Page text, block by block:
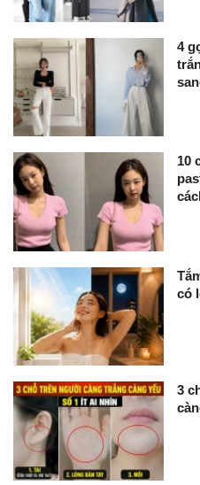
4
10
có
3